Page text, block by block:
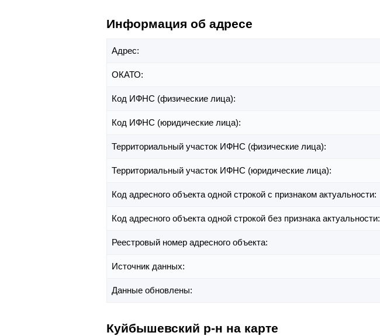
Информация об адресе
Адрес:
ОКАТО:
Код ИФНС (физические лица):
Код ИФНС (юридические лица):
Территориальный участок ИФНС (физические лица):
Территориальный участок ИФНС (юридические лица):
Код адресного объекта одной строкой с признаком актуальности:
Код адресного объекта одной строкой без признака актуальности:
Реестровый номер адресного объекта:
Источник данных:
Данные обновлены:
Куйбышевский р-н на карте